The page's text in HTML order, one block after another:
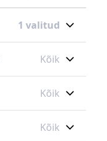
1 valitud
Kõik
Kõik
Kõik